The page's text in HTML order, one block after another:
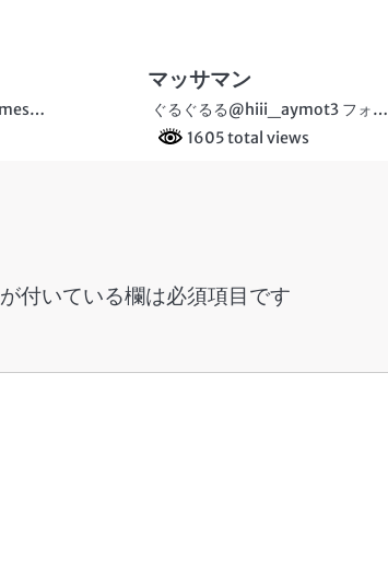
マッサマン
ぐるぐるる@hiii_aymot3 フォ…
1605 total views
が付いている欄は必須項目です